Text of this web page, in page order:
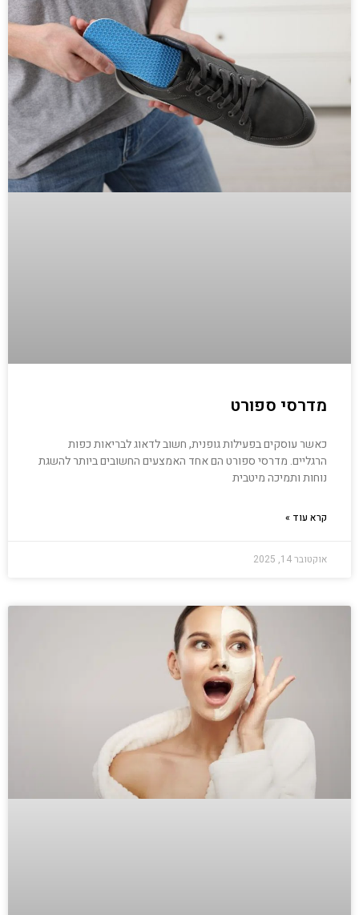
מדרסי ספורט
כאשר עוסקים בפעילות גופנית, חשוב לדאוג לבריאות כפות
הרגליים. מדרסי ספורט הם אחד האמצעים החשובים ביותר להשגת
נוחות ותמיכה מיטבית
קרא עוד »
אוקטובר 14, 2025